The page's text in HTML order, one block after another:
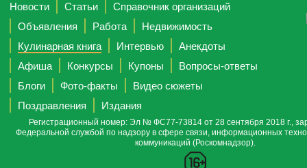
Новости Статьи
Справочник организаций
Объявления
Работа
Недвижимость
Кулинарная книга
Интервью
Анекдоты
Афиша
Конкурсы Купоны
Вопросы-ответы
Блоги
Фото-факты
Видео сюжеты
Поздравления
Издания
Регистрационный номер: Эл № ФС77-73814 от 28 сентября 2018 г.,
Федеральной службой по надзору в сфере связи, информационных
коммуникаций (Роскомнадзор).